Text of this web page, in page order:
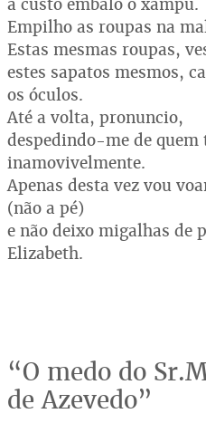
Empilho as roupas na
Estas mesmas roupas,
estes sapatos mesmos,
os óculos.
Até a volta, pronuncio,
despedindo-me de quem
inamovivelmente.
Apenas desta vez vou
(não a pé)
e não deixo migalhas de
Elizabeth.
“O medo do
de Azevedo”